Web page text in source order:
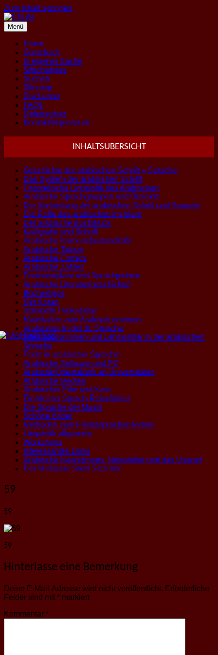
Zum Inhalt springen
Menü
Home
Gästebuch
In eigener Sache
Sitechanges
Suchen
Sitemap
Disclaimer
FAQs
Datenschutz
Kontakt/Impressum
INHALTSUBERSICHT
Geschichte der arabischen Schrift + Sprache
Das System der arabischen Schrift
Theoretische Linguistik des Arabischen
Arabische Sprachgruppen und Dialekte
Die Verbreitung der arabischen Schrift und Sprache
Die Rolle des arabischen im Islam
Der arabische Buchdruck
Kalligrafie und Schrift
Arabische Namensbestandteile
Arabische Tatoos
Arabische Comics
Arabische Zahlen
Textexemplare und Sprachproben
Arabische Literatur(geschichte)
Büchertipps
Der Koran
Vokabeln / Vokabular
Materialien zum Arabisch erlernen
Arabesken in der dt. Sprache
Internationalismen und Lehnwörter in der arabischen
Sprache
Texte in arabischer Sprache
Arabische Software und PC
Arabistik/Orientalistik an Universitäten
Arabische Medien
Arabischer Film und Kino
Ein kleiner Sprach-Reiseführer
Die Sprache der Musik
Schöne Bilder
Methoden zum Fremdsprachen lernen
Linguistik allgemein
Workshops
Interessantes Links
Arabische Newsgroups, Newsletter und das Usenet
Der Verfasser Stellt Sich Vor
59
59
59
Hinterlasse eine Bemerkung
Deine E-Mail-Adresse wird nicht veröffentlicht. Erforderliche
Felder sind mit * markiert
Kommentar *